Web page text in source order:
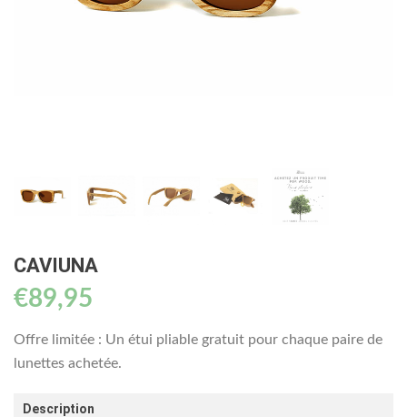
CAVIUNA
€89,95
Offre limitée : Un étui pliable gratuit pour chaque paire de
lunettes achetée.
Description